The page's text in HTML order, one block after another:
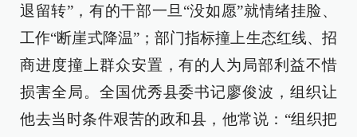
退留转”，有的干部一旦“没如愿”就情绪挂脸、
工作“断崖式降温”；部门指标撞上生态红线、招
商进度撞上群众安置，有的人为局部利益不惜
损害全局。全国优秀县委书记廖俊波，组织让
他去当时条件艰苦的政和县，他常说：“组织把